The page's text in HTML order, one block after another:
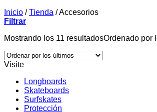
Inicio / Tienda /Accesorios
Filtrar
Mostrando los 11 resultadosOrdenado por
Visite
Longboards
Skateboards
Surfskates
Protección